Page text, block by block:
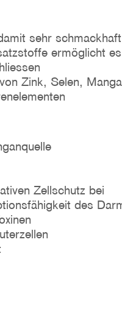
sehr schmackhaft
ermöglicht
Zink, Selen,
Zellschutz bei
des